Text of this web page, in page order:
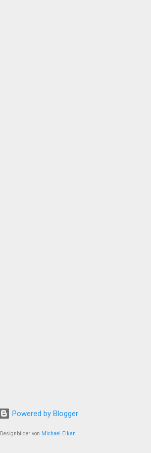
Powered by Blogger
Designbilder von Michael Elkan